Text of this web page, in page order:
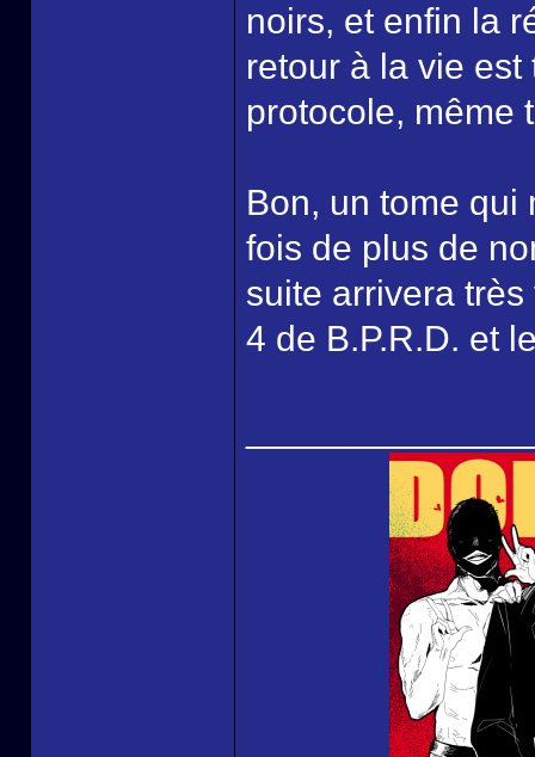
noirs, et enfin la
retour à la vie
protocole, même
Bon, un tome qui
fois de plus de
suite arrivera
4 de B.P.R.D. et